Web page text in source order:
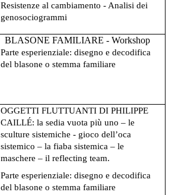
Resistenze al cambiamento - Analisi dei
genosociogrammi
BLASONE FAMILIARE - Workshop
Parte esperienziale: disegno e decodifica
del blasone o stemma familiare
OGGETTI FLUTTUANTI DI PHILIPPE
CAILLÉ: la sedia vuota più uno – le
sculture sistemiche - gioco dell’oca
sistemico – la fiaba sistemica – le
maschere – il reflecting team.
Parte esperienziale: disegno e decodifica
del blasone o stemma familiare